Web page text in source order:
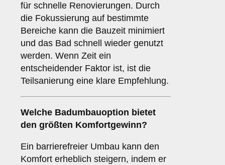
für schnelle Renovierungen. Durch
die Fokussierung auf bestimmte
Bereiche kann die Bauzeit minimiert
und das Bad schnell wieder genutzt
werden. Wenn Zeit ein
entscheidender Faktor ist, ist die
Teilsanierung eine klare Empfehlung.
Welche Badumbauoption bietet
den größten Komfortgewinn?
Ein barrierefreier Umbau kann den
Komfort erheblich steigern, indem er